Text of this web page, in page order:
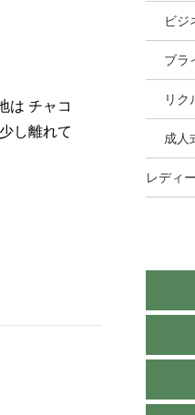
は チャコ
し離れて
ビジ
ブラ
リク
成人
レディ